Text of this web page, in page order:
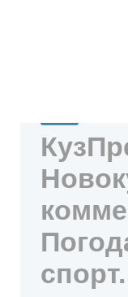
спорт.